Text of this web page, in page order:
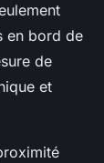
en bord de
de
et